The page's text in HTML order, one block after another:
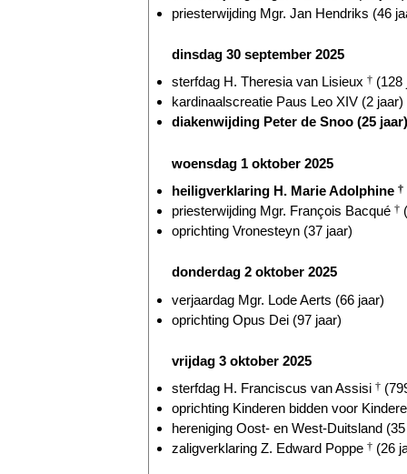
priesterwijding Mgr. Jan Hendriks (46
dinsdag 30 september 2025
sterfdag H. Theresia van Lisieux † (128
kardinaalscreatie Paus Leo XIV (2 jaar)
diakenwijding Peter de Snoo (25 jaar)
woensdag 1 oktober 2025
heiligverklaring H. Marie Adolphine †
priesterwijding Mgr. François Bacqué †
oprichting Vronesteyn (37 jaar)
donderdag 2 oktober 2025
verjaardag Mgr. Lode Aerts (66 jaar)
oprichting Opus Dei (97 jaar)
vrijdag 3 oktober 2025
sterfdag H. Franciscus van Assisi †
oprichting Kinderen bidden voor
hereniging Oost- en West-Duitsland
zaligverklaring Z. Edward Poppe † (26